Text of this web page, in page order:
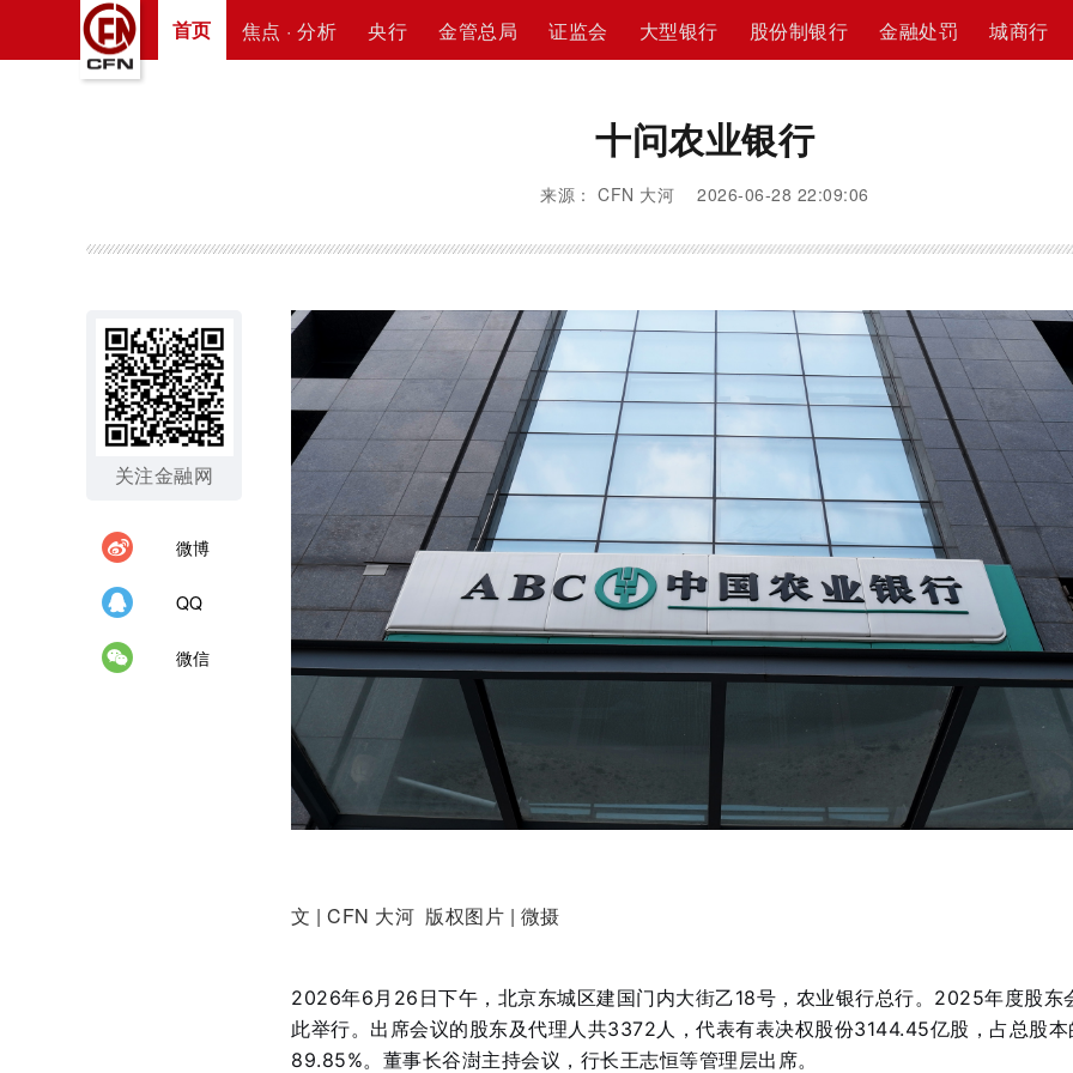
首页 焦点 · 分析 央行 金管总局 证监会 大型银行 股份制银行 金融处罚 城商行
十问农业银行
来源： CFN 大河 2026-06-28 22:09:06
关注金融网
微博
QQ
微信
文 | CFN 大河 版权图片 | 微摄
2026年6月26日下午，北京东城区建国门内大街乙18号，农业银行总行。2025年度股东
此举行。出席会议的股东及代理人共3372人，代表有表决权股份3144.45亿股，占总股本
89.85%。董事长谷澍主持会议，行长王志恒等管理层出席。